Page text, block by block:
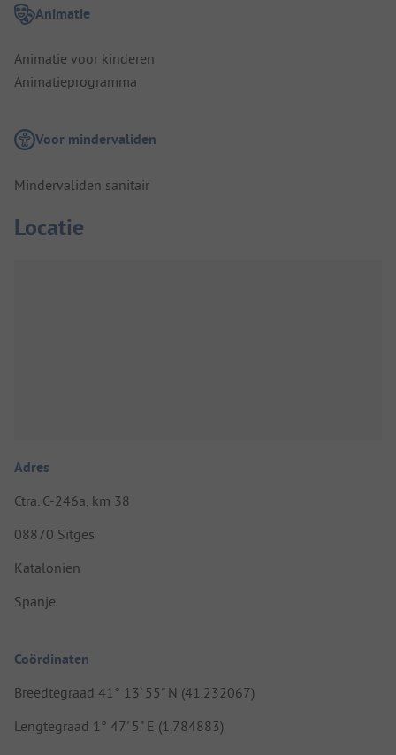
Animatie
Animatie voor kinderen
Animatieprogramma
Voor mindervaliden
Mindervaliden sanitair
Locatie
Adres
Ctra. C-246a, km 38
08870 Sitges
Katalonien
Spanje
Coördinaten
Breedtegraad 41° 13' 55" N (41.232067)
Lengtegraad 1° 47' 5" E (1.784883)